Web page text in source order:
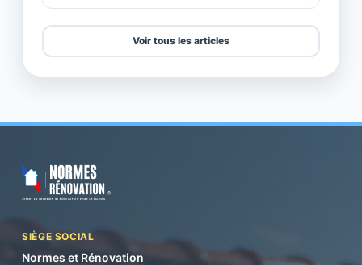
Voir tous les articles
SIÈGE SOCIAL
Normes et Rénovation